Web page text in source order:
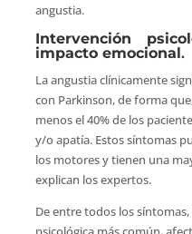
angustia.
Intervención
impacto emocional.
La angustia clínicamente
con Parkinson, de forma
menos el 40% de los
y/o apatía. Estos síntomas
los motores y tienen una
explican los expertos.
De entre todos los